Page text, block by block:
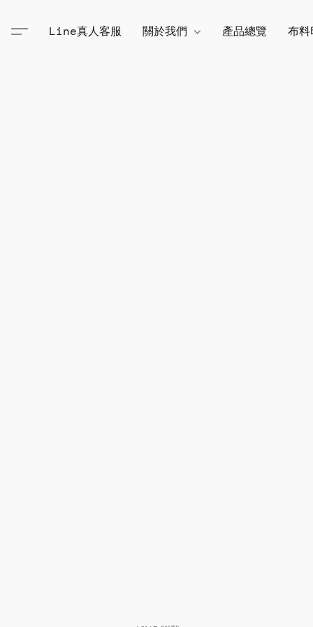
Line真人客服 關於我們 產品總覽 布